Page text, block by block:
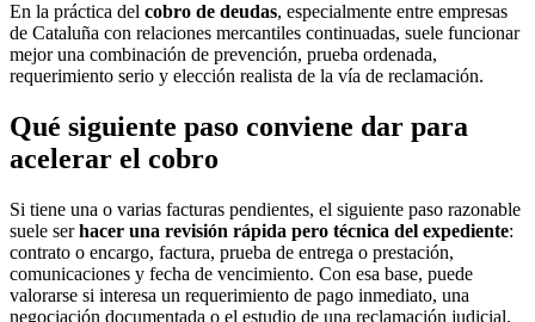
En la práctica del cobro de deudas, especialmente entre empresas
de Cataluña con relaciones mercantiles continuadas, suele funcionar
mejor una combinación de prevención, prueba ordenada,
requerimiento serio y elección realista de la vía de reclamación.
Qué siguiente paso conviene dar para
acelerar el cobro
Si tiene una o varias facturas pendientes, el siguiente paso razonable
suele serhacer una revisión rápida pero técnica del expediente:
contrato o encargo, factura, prueba de entrega o prestación,
comunicaciones y fecha de vencimiento. Con esa base, puede
valorarse si interesa un requerimiento de pago inmediato, una
negociación documentada o el estudio de una reclamación judicial.